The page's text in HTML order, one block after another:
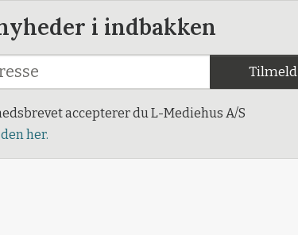
i indbakken
Tilmeld
accepterer du L-Mediehus A/S
her.